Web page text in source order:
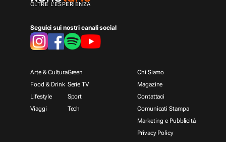
OLTRE L'ESPERIENZA
Seguici sui nostri canali social
Arte & Cultura
Food & Drink
Lifestyle
Viaggi
Green
Serie TV
Sport
Tech
Chi Siamo
Magazine
Contattaci
Comunicati Stampa
Marketing e Pubblicità
Privacy Policy